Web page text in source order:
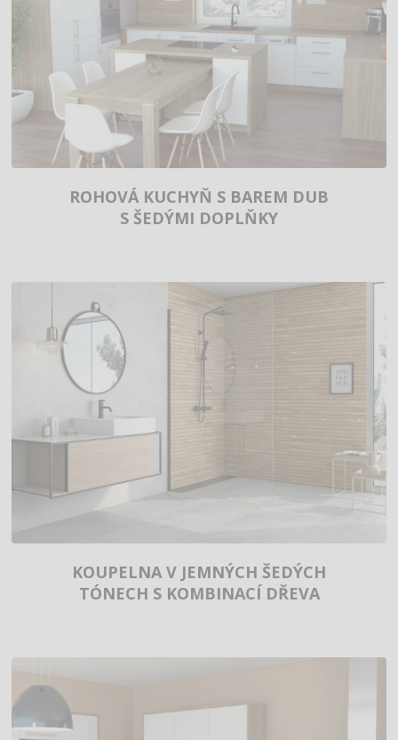
ROHOVÁ KUCHYŇ S BAREM DUB
S ŠEDÝMI DOPLŇKY
KOUPELNA V JEMNÝCH ŠEDÝCH
TÓNECH S KOMBINACÍ DŘEVA